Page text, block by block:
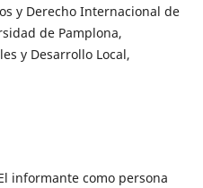
y Derecho Internacional de
de Pamplona,
y Desarrollo Local,
informante como persona